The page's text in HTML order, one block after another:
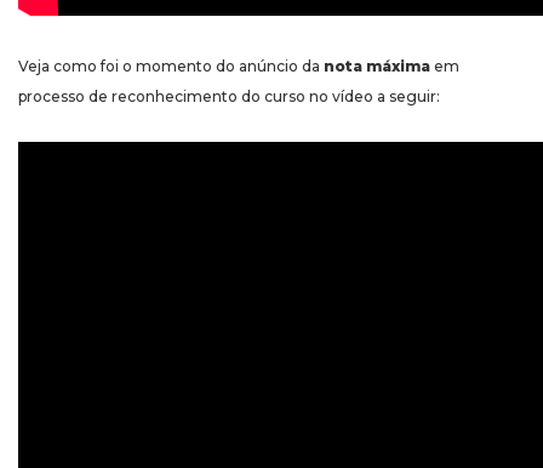
Veja como foi o momento do anúncio da nota máxima em
processo de reconhecimento do curso no vídeo a seguir: